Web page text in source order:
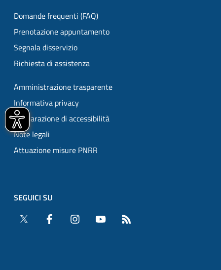
Domande frequenti (FAQ)
Prenotazione appuntamento
Segnala disservizio
Richiesta di assistenza
Amministrazione trasparente
Informativa privacy
Dichiarazione di accessibilità
Note legali
Attuazione misure PNRR
SEGUICI SU
Twitter
Facebook Instagram YouTube